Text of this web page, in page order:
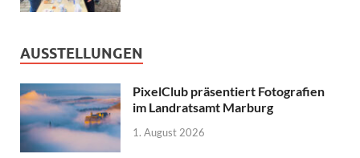
AUSSTELLUNGEN
PixelClub präsentiert Fotografien
im Landratsamt Marburg
1. August 2026